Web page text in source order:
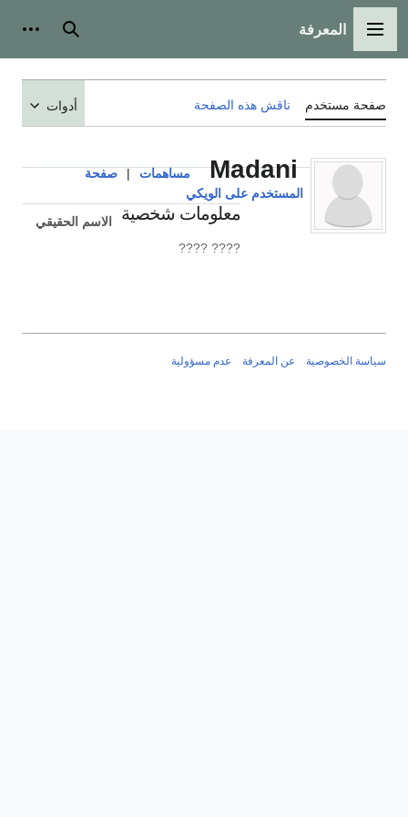
القائمة الرئيسية
المعرفة بحث
صفحة مستخدم ناقش هذه الصفحة أدوات
Madani مساهمات |
صفحة
المستخدم على الويكي
معلومات شخصية
الاسم الحقيقي
???? ????
سياسة الخصوصية عن المعرفة عدم مسؤولية